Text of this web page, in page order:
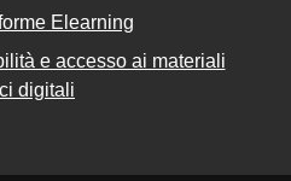
Elearning
e accesso ai materiali
digitali